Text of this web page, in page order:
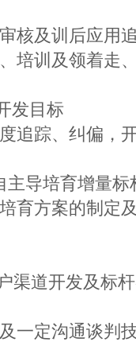
核及训后应用
培训及领着走
发目标
追踪、纠偏，
主导培育增量标
育方案的制定
渠道开发及标
一定沟通谈判